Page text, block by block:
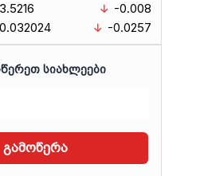
3.5216
0.032024
-0.008
-0.0257
ᲡᲘᲐᲮᲚᲔᲔᲑᲘ
გამოწერა